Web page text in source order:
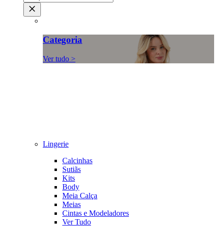
Categoria
Ver tudo >
Lingerie
Calcinhas
Sutiãs
Kits
Body
Meia Calça
Meias
Cintas e Modeladores
Ver Tudo